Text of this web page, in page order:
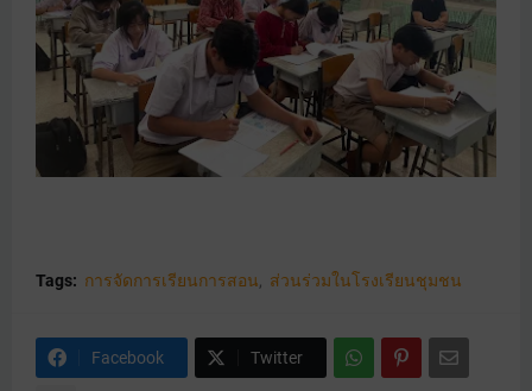
Tags: การจัดการเรียนการสอน ส่วนร่วมในโรงเรียนชุมชน
Facebook Twitter